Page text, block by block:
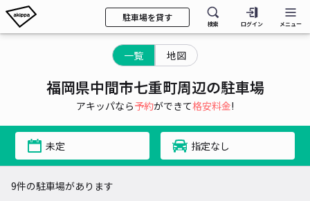
駐車場を貸す
検索 ログイン メニュー
一覧 地図
福岡県中間市七重町周辺の駐車場
アキッパなら予約ができて格安料金!
未定 指定なし
9件の駐車場があります